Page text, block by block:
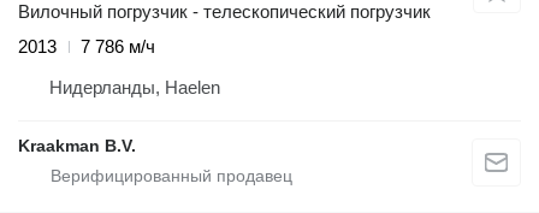
Вилочный погрузчик - телескопический погрузчик
2013
7 786 м/ч
Нидерланды, Haelen
Kraakman B.V.